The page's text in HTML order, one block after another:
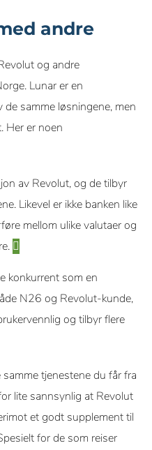
andre
og andre
Lunar er en
samme løsningene, men
Her er noen
av Revolut, og de tilbyr
Likevel er ikke banken like
mellom ulike valutaer og
konkurrent som en
N26 og Revolut-kunde,
og tilbyr flere
tjenestene du får fra
lite sannsynlig at Revolut
et godt supplement til
for de som reiser